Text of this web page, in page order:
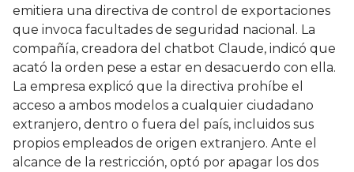
emitiera una directiva de control de exportaciones
que invoca facultades de seguridad nacional. La
compañía, creadora del chatbot Claude, indicó que
acató la orden pese a estar en desacuerdo con ella.
La empresa explicó que la directiva prohíbe el
acceso a ambos modelos a cualquier ciudadano
extranjero, dentro o fuera del país, incluidos sus
propios empleados de origen extranjero. Ante el
alcance de la restricción, optó por apagar los dos